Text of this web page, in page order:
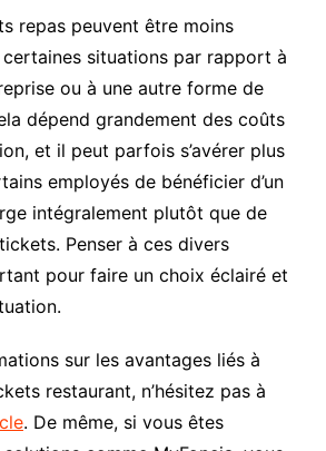
repas peuvent être moins
situations par rapport à
ou à une autre forme de
dépend grandement des coûts
et il peut parfois s’avérer plus
employés de bénéficier d’un
intégralement plutôt que de
Penser à ces divers
pour faire un choix éclairé et
sur les avantages liés à
restaurant, n’hésitez pas à
. De même, si vous êtes